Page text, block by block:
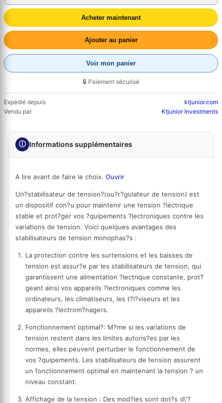
Acheter maintenant
Ajouter au panier
Voir mon panier
🔒 Paiement sécurisé
Expédié depuis
ktjunior.com
Vendu par
Ktjunior Investments
ⓘ Informations supplémentaires
A lire avant de faire le choix. Ouvrir
Un?stabilisateur de tension?(ou?r?gulateur de tension) est
un dispositif con?u pour maintenir une tension ?lectrique
stable et prot?ger vos ?quipements ?lectroniques contre les
variations de tension. Voici quelques avantages des
stabilisateurs de tension monophas?s :
La protection contre les surtensions et les baisses de
tension est assur?e par les stabilisateurs de tension, qui
garantissent une alimentation ?lectrique constante, prot?
geant ainsi vos appareils ?lectroniques comme les
ordinateurs, les climatiseurs, les t?l?viseurs et les
appareils ?lectrom?nagers.
Fonctionnement optimal?: M?me si les variations de
tension restent dans les limites autoris?es par les
normes, elles peuvent perturber le fonctionnement de
vos ?quipements. Les stabilisateurs de tension assurent
un fonctionnement optimal en maintenant la tension ? un
niveau constant.
Affichage de la tension : Des mod?les sont dot?s d\'?